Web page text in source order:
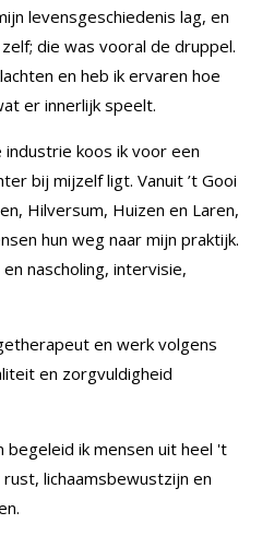
levensgeschiedenis lag, en
die was vooral de druppel.
en heb ik ervaren hoe
er innerlijk speelt.
koos ik voor een
bij mijzelf ligt. Vanuit ’t Gooi
Hilversum, Huizen en Laren,
hun weg naar mijn praktijk.
nascholing, intervisie,
en werk volgens
en zorgvuldigheid
begeleid ik mensen uit heel 't
lichaamsbewustzijn en